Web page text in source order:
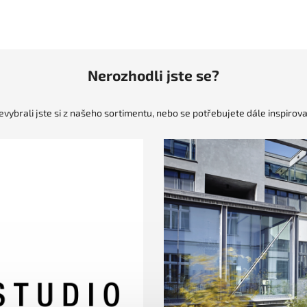
Nerozhodli jste se?
jste si z našeho sortimentu, nebo se potřebujete dále